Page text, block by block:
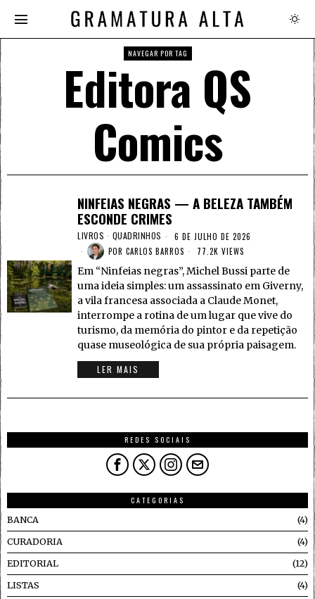
NAVEGAR POR TAG
Editora QS
Comics
NINFEIAS NEGRAS — A BELEZA TAMBÉM
ESCONDE CRIMES
LIVROS · QUADRINHOS
6 DE JULHO DE 2026
POR CARLOS BARROS 77.2K VIEWS
Em “Ninfeias negras”, Michel Bussi parte de
uma ideia simples: um assassinato em Giverny,
a vila francesa associada a Claude Monet,
interrompe a rotina de um lugar que vive do
turismo, da memória do pintor e da repetição
quase museológica de sua própria paisagem.
LER MAIS
REDES SOCIAIS
CATEGORIAS
BANCA
4
CURADORIA 4
EDITORIAL 12
LISTAS 4